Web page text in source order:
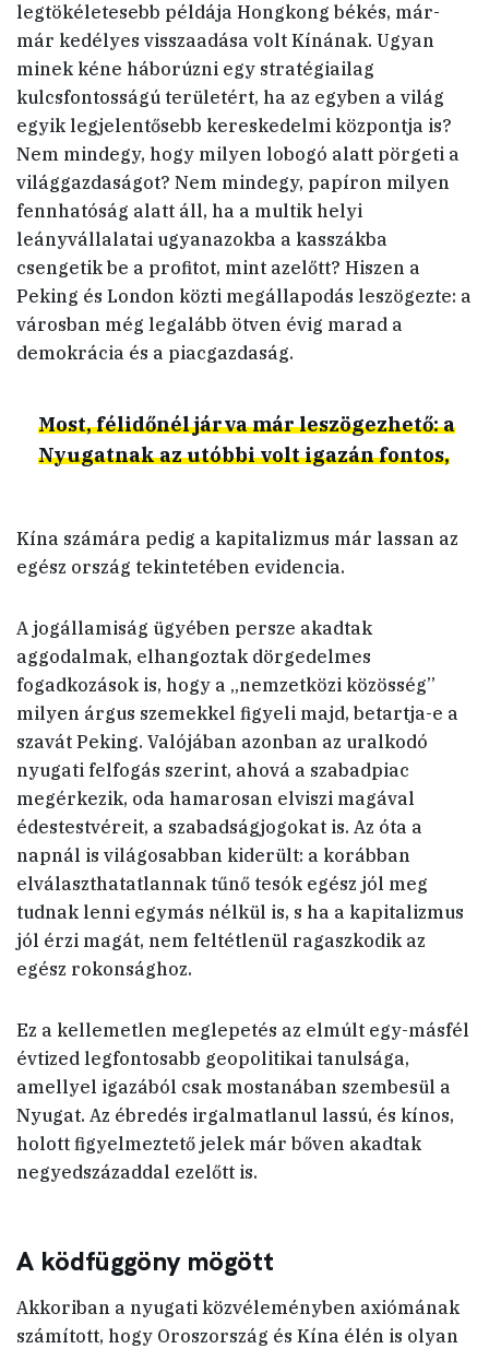
legtökéletesebb példája Hongkong békés, már-
már kedélyes visszaadása volt Kínának. Ugyan
minek kéne háborúzni egy stratégiailag
kulcsfontosságú területért, ha az egyben a világ
egyik legjelentősebb kereskedelmi központja is?
Nem mindegy, hogy milyen lobogó alatt pörgeti a
világgazdaságot? Nem mindegy, papíron milyen
fennhatóság alatt áll, ha a multik helyi
leányvállalatai ugyanazokba a kasszákba
csengetik be a profitot, mint azelőtt? Hiszen a
Peking és London közti megállapodás leszögezte: a
városban még legalább ötven évig marad a
demokrácia és a piacgazdaság.
Most, félidőnél járva már leszögezhető: a
Nyugatnak az utóbbi volt igazán fontos,
Kína számára pedig a kapitalizmus már lassan az
egész ország tekintetében evidencia.
A jogállamiság ügyében persze akadtak
aggodalmak, elhangoztak dörgedelmes
fogadkozások is, hogy a „nemzetközi közösség”
milyen árgus szemekkel figyeli majd, betartja-e a
szavát Peking. Valójában azonban az uralkodó
nyugati felfogás szerint, ahová a szabadpiac
megérkezik, oda hamarosan elviszi magával
édestestvéreit, a szabadságjogokat is. Az óta a
napnál is világosabban kiderült: a korábban
elválaszthatatlannak tűnő tesók egész jól meg
tudnak lenni egymás nélkül is, s ha a kapitalizmus
jól érzi magát, nem feltétlenül ragaszkodik az
egész rokonsághoz.
Ez a kellemetlen meglepetés az elmúlt egy-másfél
évtized legfontosabb geopolitikai tanulsága,
amellyel igazából csak mostanában szembesül a
Nyugat. Az ébredés irgalmatlanul lassú, és kínos,
holott figyelmeztető jelek már bőven akadtak
negyedszázaddal ezelőtt is.
A ködfüggöny mögött
Akkoriban a nyugati közvéleményben axiómának
számított, hogy Oroszország és Kína élén is olyan